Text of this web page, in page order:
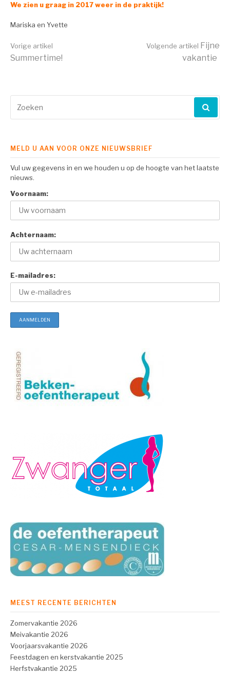
We zien u graag in 2017 weer in de praktijk!
Mariska en Yvette
Verder
lezen
Vorige artikel
Summertime!
Volgende artikel Fijne
vakantie
naar:
MELD U AAN VOOR ONZE NIEUWSBRIEF
Vul uw gegevens in en we houden u op de hoogte van het laatste
nieuws.
Voornaam:
Achternaam:
E-mailadres:
MEEST RECENTE BERICHTEN
Zomervakantie 2026
Meivakantie 2026
Voorjaarsvakantie 2026
Feestdagen en kerstvakantie 2025
Herfstvakantie 2025